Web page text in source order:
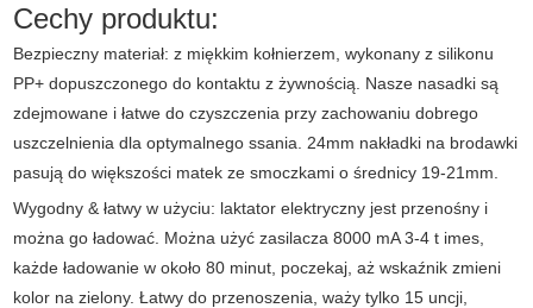
Cechy produktu:
Bezpieczny materiał: z miękkim kołnierzem, wykonany z silikonu
PP+ dopuszczonego do kontaktu z żywnością. Nasze nasadki są
zdejmowane i łatwe do czyszczenia przy zachowaniu dobrego
uszczelnienia dla optymalnego ssania. 24mm nakładki na brodawki
pasują do większości matek ze smoczkami o średnicy 19-21mm.
Wygodny & łatwy w użyciu: laktator elektryczny jest przenośny i
można go ładować. Można użyć zasilacza 8000 mA 3-4 t imes,
każde ładowanie w około 80 minut, poczekaj, aż wskaźnik zmieni
kolor na zielony. Łatwy do przenoszenia, waży tylko 15 uncji,